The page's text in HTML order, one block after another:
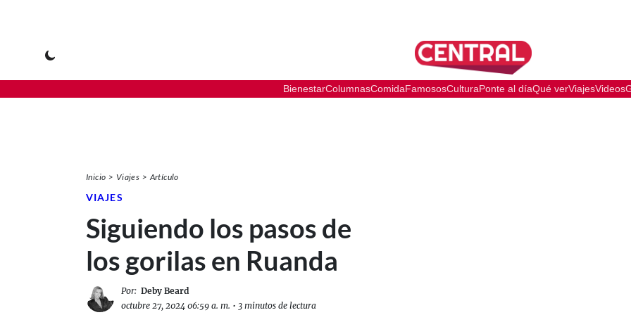
BienestarColumnasComidaFamososCulturaPonte al díaQué verViajesVideos
Inicio Viajes Artículo
VIAJES
Siguiendo los pasos de
los gorilas en Ruanda
Por: Deby Beard
octubre 27, 2024 06:59 a. m. • 3 minutos de lectura